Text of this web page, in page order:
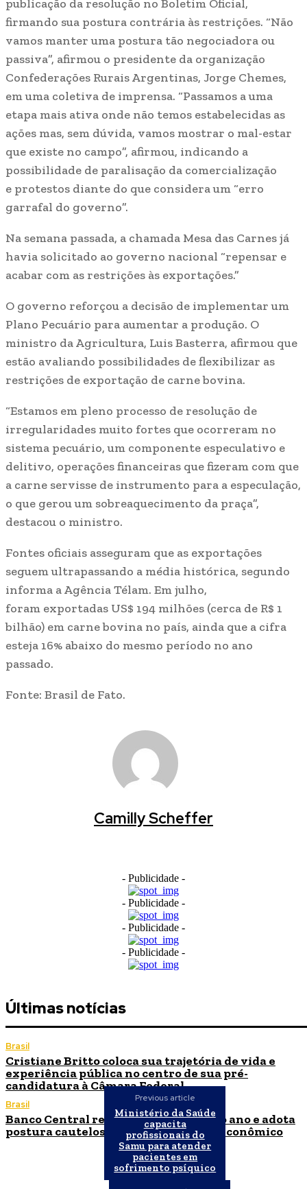
publicação da resolução no Boletim Oficial,
firmando sua postura contrária às restrições. “Não
vamos manter uma postura tão negociadora ou
passiva”, afirmou o presidente da organização
Confederações Rurais Argentinas, Jorge Chemes,
em uma coletiva de imprensa. “Passamos a uma
etapa mais ativa onde não temos estabelecidas as
ações mas, sem dúvida, vamos mostrar o mal-estar
que existe no campo”, afirmou, indicando a
possibilidade de paralisação da comercialização
e protestos diante do que considera um “erro
garrafal do governo”.
Na semana passada, a chamada Mesa das Carnes já
havia solicitado ao governo nacional “repensar e
acabar com as restrições às exportações.”
O governo reforçou a decisão de implementar um
Plano Pecuário para aumentar a produção. O
ministro da Agricultura, Luis Basterra, afirmou que
estão avaliando possibilidades de flexibilizar as
restrições de exportação de carne bovina.
“Estamos em pleno processo de resolução de
irregularidades muito fortes que ocorreram no
sistema pecuário, um componente especulativo e
delitivo, operações financeiras que fizeram com que
a carne servisse de instrumento para a especulação,
o que gerou um sobreaquecimento da praça”,
destacou o ministro.
Fontes oficiais asseguram que as exportações
seguem ultrapassando a média histórica, segundo
informa a Agência Télam. Em julho,
foram exportadas US$ 194 milhões (cerca de R$ 1
bilhão) em carne bovina no país, ainda que a cifra
esteja 16% abaixo do mesmo período no ano
passado.
Fonte: Brasil de Fato.
Camilly Scheffer
- Publicidade -
- Publicidade -
- Publicidade -
- Publicidade -
Últimas notícias
Brasil
Cristiane Britto coloca sua trajetória de vida e
experiência pública no centro de sua pré-
candidatura à Câmara Federal
Brasil
Banco Central reduz Selic para 14% ao ano e adota
postura cautelosa diante do cenário econômico
Previous article
Ministério da Saúde
capacita
profissionais do
Samu para atender
pacientes em
sofrimento psíquico